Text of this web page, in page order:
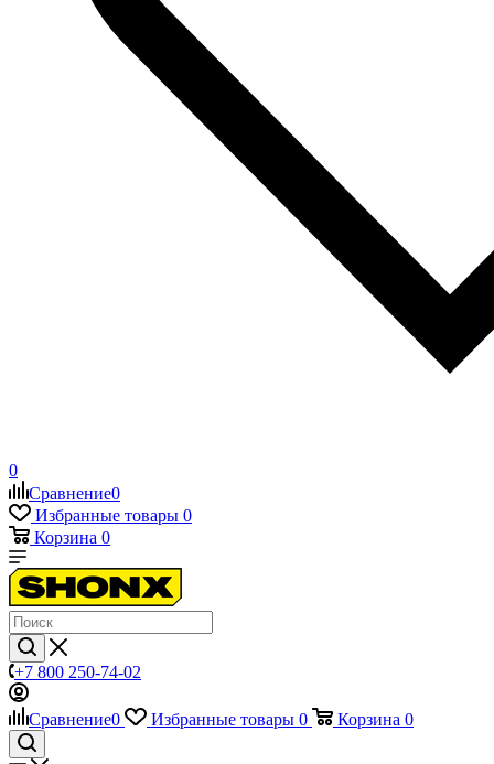
0
Сравнение0
Избранные товары 0
Корзина 0
+7 800 250-74-02
Сравнение0 Избранные товары 0 Корзина 0